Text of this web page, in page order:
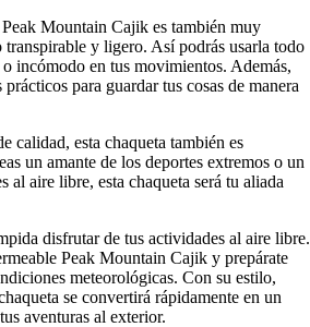
Mountain Cajik es también muy
transpirable y ligero. Así podrás usarla todo
incómodo en tus movimientos. Además,
para guardar tus cosas de manera
calidad, esta chaqueta también es
un amante de los deportes extremos o un
al aire libre, esta chaqueta será tu aliada
disfrutar de tus actividades al aire libre.
Peak Mountain Cajik y prepárate
meteorológicas. Con su estilo,
se convertirá rápidamente en un
aventuras al exterior.